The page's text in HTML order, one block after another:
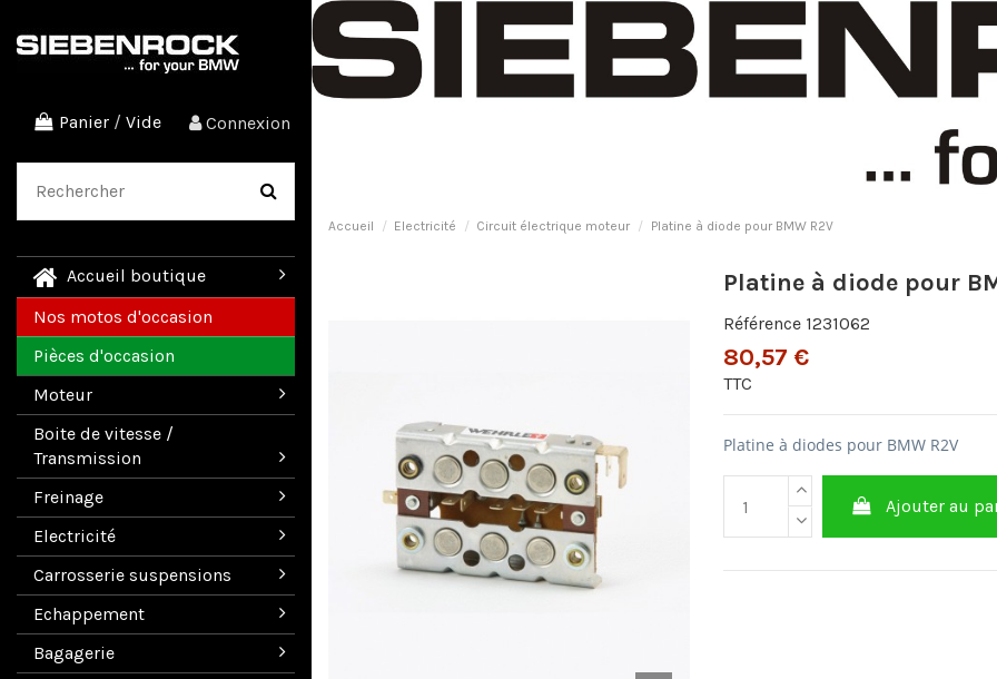
Panier / Vide Connexion
Accueil boutique
Nos motos d'occasion
Pièces d'occasion
Moteur
Boite de vitesse /
Transmission
Freinage
Electricité
Carrosserie suspensions
Echappement
Bagagerie
Accueil Electricité Circuit électrique moteur Platine à diode pour BMW R2V
Platine à diode pour
Référence 1231062
80,57 €
TTC
Platine à diodes pour BMW R2V
Ajouter au